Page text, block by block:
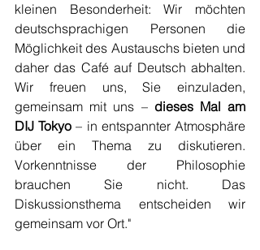
kleinen Besonderheit: Wir möchten
deutschsprachigen Personen die
Möglichkeit des Austauschs bieten und
daher das Café auf Deutsch abhalten.
Wir freuen uns, Sie einzuladen,
gemeinsam mit uns – dieses Mal am
DIJ Tokyo – in entspannter Atmosphäre
über ein Thema zu diskutieren.
Vorkenntnisse der Philosophie
brauchen Sie nicht. Das
Diskussionsthema entscheiden wir
gemeinsam vor Ort."